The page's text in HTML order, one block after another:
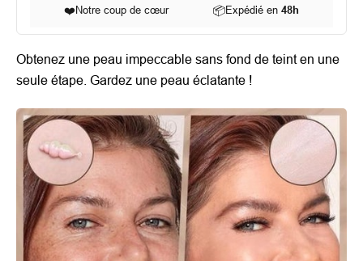
❤️ Notre coup de cœur 📦Expédié en48h
Obtenez une peau impeccable sans fond de teint en une
seule étape. Gardez une peau éclatante !